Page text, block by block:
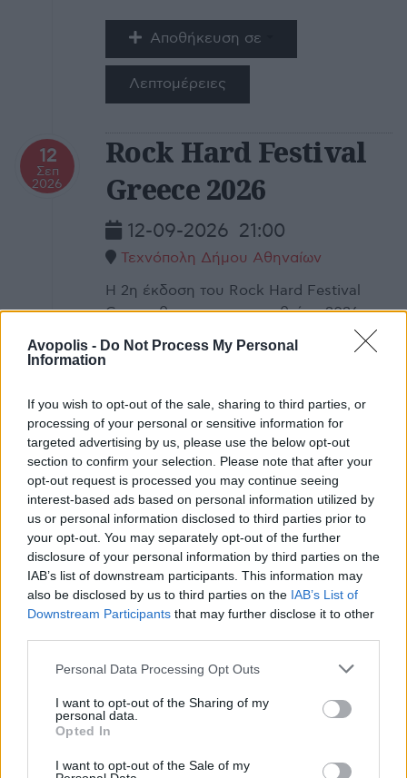
Avopolis - Do Not Process My Personal
Information
If you wish to opt-out of the sale, sharing to third parties, or
processing of your personal or sensitive information for
targeted advertising by us, please use the below opt-out
section to confirm your selection. Please note that after your
opt-out request is processed you may continue seeing
interest-based ads based on personal information utilized by
us or personal information disclosed to third parties prior to
your opt-out. You may separately opt-out of the further
disclosure of your personal information by third parties on the
IAB’s list of downstream participants. This information may
also be disclosed by us to third parties on the IAB’s List of
Downstream Participants that may further disclose it to other
Personal Data Processing Opt Outs
I want to opt-out of the Sharing of my
personal data.
Opted In
I want to opt-out of the Sale of my
Αποθήκευση σε
Λεπτομέρειες
12
Σεπ
2026
Rock Hard Festival
Greece 2026
12-09-2026 21:00
Τεχνόπολη Δήμου Αθηναίων
H 2η έκδοση του Rock Hard Festival
Greece θα πραγματοποιηθεί το 2026,
ξανά στην Τεχνόπολη Δήμου Αθηναίων,
στις 11 και 12 Σεπτεμβρίου.
Αποθήκευση σε
Λεπτομέρειες
25
Σεπ
2026
Φ hill Sessions: Le
Trio Joubran
25-09-2026 21:15
34.00€
Οι Le Trio Joubran θα βρεθούν την
Παρασκευή 25 Σεπτεμβρίου, στο θέατρο
«Δόρα Στράτου».